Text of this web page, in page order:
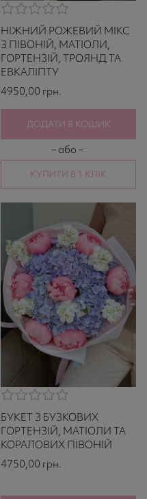
0,0
rating
based
on
521
ratings
НІЖНИЙ РОЖЕВИЙ МІКС
З ПІВОНІЙ, МАТІОЛИ,
ГОРТЕНЗІЙ, ТРОЯНД ТА
ЕВКАЛІПТУ
4950,00 грн.
– або –
КУПИТИ В 1 КЛІК
ДОДАТИ В КОШИК
0,0
rating
based
on
521
БУКЕТ З БУЗКОВИХ
ГОРТЕНЗІЙ, МАТІОЛИ ТА
КОРАЛОВИХ ПІВОНІЙ
4750,00 грн.